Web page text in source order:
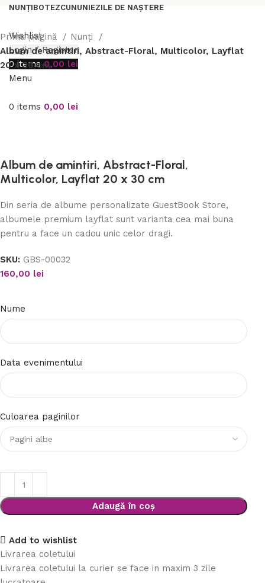
NUNȚIBOTEZCUNUNIEZILE DE NAȘTERE
Wishlist
Login / Register
0items 0,00 lei
Menu
0 items 0,00 lei
Prima pagină
Nunți
Album de amintiri, Abstract-Floral, Multicolor, Layflat
20 x 30 cm
Album de amintiri, Abstract-Floral,
Multicolor, Layflat 20 x 30 cm
Din seria de albume personalizate GuestBook Store,
albumele premium layflat sunt varianta cea mai buna
pentru a face un cadou unic celor dragi.
SKU: GBS-00032
160,00 lei
Nume
Data evenimentului
Culoarea paginilor
Adaugă în coș
Add to wishlist
Livrarea coletului
Livrarea coletului la curier se face in maxim 3 zile